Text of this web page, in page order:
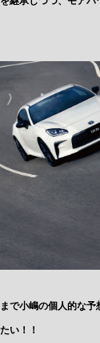
で小嶋の個人的な予
い！！